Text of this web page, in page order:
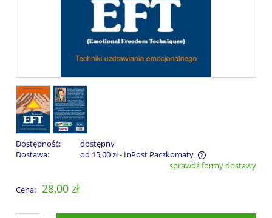
Dostępność:
dostępny
Dostawa:
od 15,00 zł- InPost Paczkomaty
Cena nie zawiera ewentualnych kosztów płatnościsprawdź formy dostawy
Cena: 28,00 zł